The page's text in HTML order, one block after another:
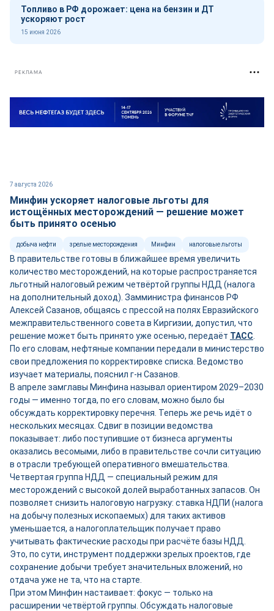
Топливо в РФ дорожает: цена на бензин и ДТ
ускоряют рост
15 июня 2026
РЕКЛАМА
7 августа 2026
Минфин ускоряет налоговые льготы для
истощённых месторождений — решение может
быть принято осенью
добыча нефти зрелые месторождения Минфин налоговые льготы
В правительстве готовы в ближайшее время увеличить
количество месторождений, на которые распространяется
льготный налоговый режим четвёртой группы НДД (налога
на дополнительный доход). Замминистра финансов РФ
Алексей Сазанов, общаясь с прессой на полях Евразийского
межправительственного совета в Киргизии, допустил, что
решение может быть принято уже осенью, передаёт ТАСС
По его словам, нефтяные компании передали в министерство
свои предложения по корректировке списка. Ведомство
изучает материалы, пояснил г-н Сазанов.
В апреле замглавы Минфина называл ориентиром 2029–2030
годы — именно тогда, по его словам, можно было бы
обсуждать корректировку перечня. Теперь же речь идёт о
нескольких месяцах. Сдвиг в позиции ведомства
показывает: либо поступившие от бизнеса аргументы
оказались весомыми, либо в правительстве сочли ситуацию
в отрасли требующей оперативного вмешательства.
Четвертая группа НДД — специальный режим для
месторождений с высокой долей выработанных запасов. Он
позволяет снизить налоговую нагрузку: ставка НДПИ (налога
на добычу полезных ископаемых) для таких активов
уменьшается, а налогоплательщик получает право
учитывать фактические расходы при расчёте базы НДД.
Это, по сути, инструмент поддержки зрелых проектов, где
сохранение добычи требует значительных вложений, но
отдача уже не та, что на старте.
При этом Минфин настаивает: фокус — только на
расширении четвёртой группы. Обсуждать налоговые